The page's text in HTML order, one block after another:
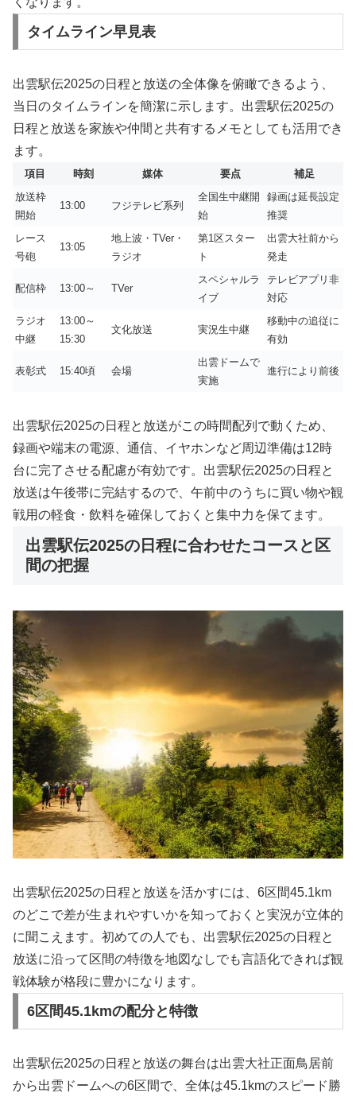
タイムライン早見表
出雲駅伝2025の日程と放送の全体像を俯瞰できるよう、
当日のタイムラインを簡潔に示します。出雲駅伝2025の
日程と放送を家族や仲間と共有するメモとしても活用でき
ます。
項目 時刻 媒体 要点
補足
放送枠
開始
13:00 フジテレビ系列
全国生中継開
始
録画は延長設定
推奨
レース
号砲
13:05
地上波・TVer・
ラジオ
第1区スター
ト
出雲大社前から
発走
配信枠 13:00～ TVer
スペシャルラ
イブ
テレビアプリ非
対応
ラジオ
中継
13:00～
15:30
文化放送 実況生中継
移動中の追従に
有効
表彰式 15:40頃 会場
出雲ドームで
実施
進行により前後
出雲駅伝2025の日程と放送がこの時間配列で動くため、
録画や端末の電源、通信、イヤホンなど周辺準備は12時
台に完了させる配慮が有効です。出雲駅伝2025の日程と
放送は午後帯に完結するので、午前中のうちに買い物や観
戦用の軽食・飲料を確保しておくと集中力を保てます。
出雲駅伝2025の日程に合わせたコースと区
間の把握
出雲駅伝2025の日程と放送を活かすには、6区間45.1km
のどこで差が生まれやすいかを知っておくと実況が立体的
に聞こえます。初めての人でも、出雲駅伝2025の日程と
放送に沿って区間の特徴を地図なしでも言語化できれば観
戦体験が格段に豊かになります。
6区間45.1kmの配分と特徴
出雲駅伝2025の日程と放送の舞台は出雲大社正面鳥居前
から出雲ドームへの6区間で、全体は45.1kmのスピード勝